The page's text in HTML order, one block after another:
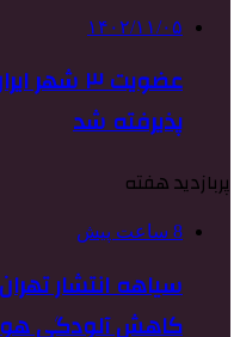
۱۴۰۲/۱۱/۰۵
عضویت ۳
پذیرفته شد
پربازدید هفته
8 ساعت پیش
سیاهه انتشار
کاهش آلودگی